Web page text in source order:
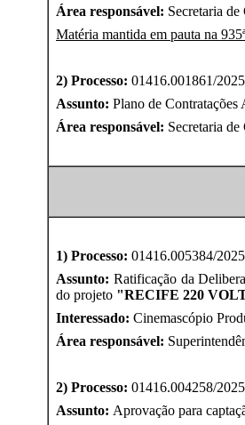
Área responsável: Secretaria
Matéria mantida em pauta na
2) Processo: 01416.001861/
Assunto: Plano de Contratações
Área responsável: Secretaria
1) Processo: 01416.005384/
Assunto: Ratificação da
do projeto "RECIFE 220
Interessado: Cinemascópio
Área responsável:
2) Processo: 01416.004258/
Assunto: Aprovação para